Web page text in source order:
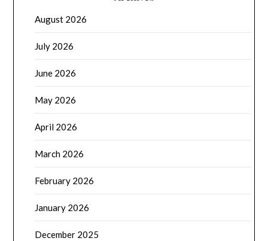
August 2026
July 2026
June 2026
May 2026
April 2026
March 2026
February 2026
January 2026
December 2025